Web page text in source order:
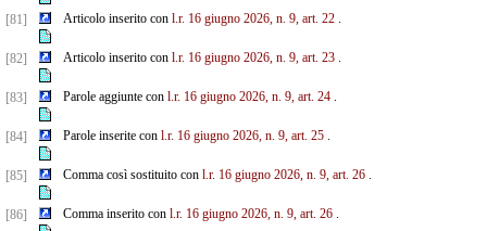
[81] Articolo inserito con l.r. 16 giugno 2026, n. 9, art. 22.
[82] Articolo inserito con l.r. 16 giugno 2026, n. 9, art. 23.
[83] Parole aggiunte con l.r. 16 giugno 2026, n. 9, art. 24.
[84] Parole inserite con l.r. 16 giugno 2026, n. 9, art. 25.
[85] Comma così sostituito con l.r. 16 giugno 2026, n. 9, art. 26.
[86] Comma inserito con l.r. 16 giugno 2026, n. 9, art. 26.